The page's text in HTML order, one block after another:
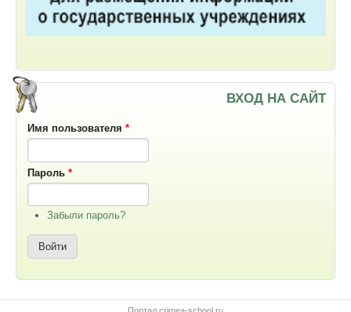
ВХОД НА САЙТ
Имя пользователя *
Пароль *
Забыли пароль?